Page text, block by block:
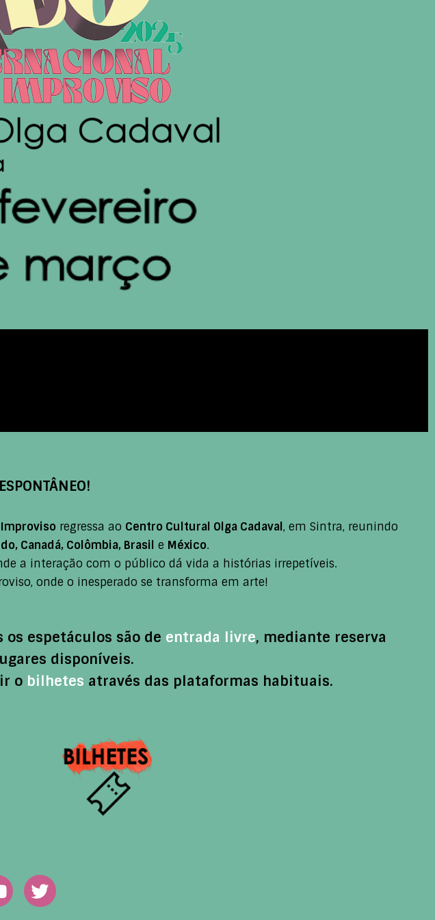
regressa ao Centro Cultural Olga Cadaval, em Sintra, reunindo
Canadá, Colômbia, Brasil e México.
a interação com o público dá vida a histórias irrepetíveis.
onde o inesperado se transforma em arte!
espetáculos são de entrada livre, mediante reserva
disponíveis.
o bilhetes através das plataformas habituais.